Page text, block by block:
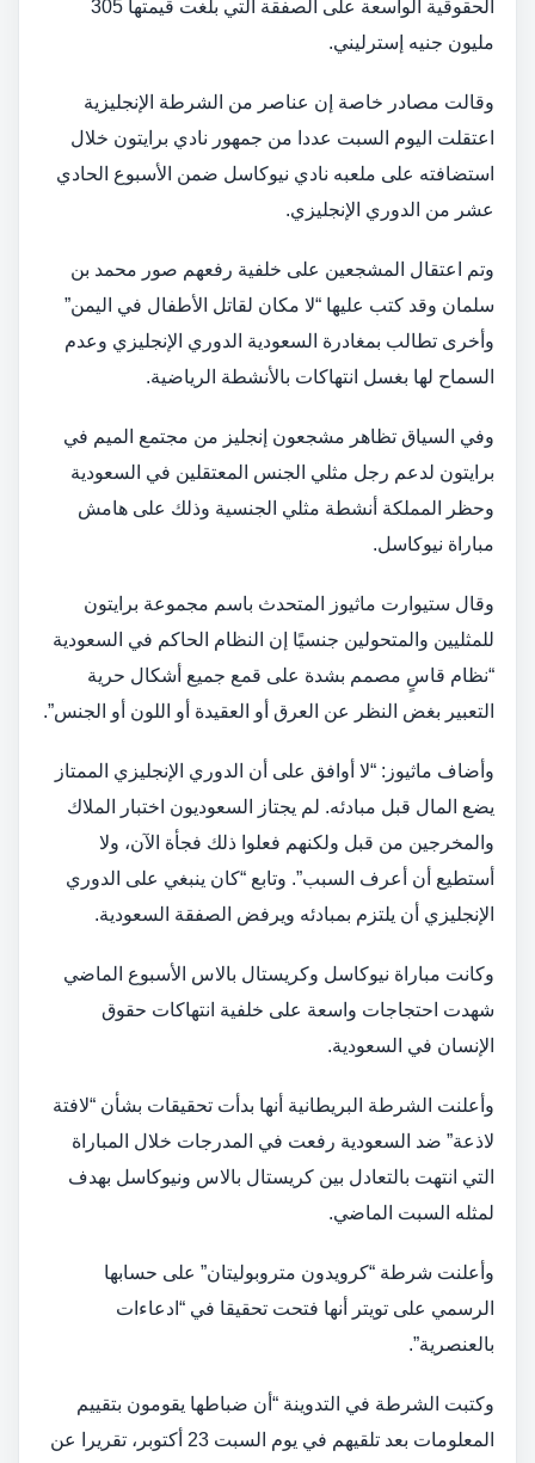
الحقوقية الواسعة على الصفقة التي بلغت قيمتها 305
مليون جنيه إسترليني.
وقالت مصادر خاصة إن عناصر من الشرطة الإنجليزية
اعتقلت اليوم السبت عددا من جمهور نادي برايتون خلال
استضافته على ملعبه نادي نيوكاسل ضمن الأسبوع الحادي
عشر من الدوري الإنجليزي.
وتم اعتقال المشجعين على خلفية رفعهم صور محمد بن
سلمان وقد كتب عليها “لا مكان لقاتل الأطفال في اليمن”
وأخرى تطالب بمغادرة السعودية الدوري الإنجليزي وعدم
السماح لها بغسل انتهاكات بالأنشطة الرياضية.
وفي السياق تظاهر مشجعون إنجليز من مجتمع الميم في
برايتون لدعم رجل مثلي الجنس المعتقلين في السعودية
وحظر المملكة أنشطة مثلي الجنسية وذلك على هامش
مباراة نيوكاسل.
وقال ستيوارت ماثيوز المتحدث باسم مجموعة برايتون
للمثليين والمتحولين جنسيًا إن النظام الحاكم في السعودية
“نظام قاسٍ مصمم بشدة على قمع جميع أشكال حرية
التعبير بغض النظر عن العرق أو العقيدة أو اللون أو الجنس”.
وأضاف ماثيوز: “لا أوافق على أن الدوري الإنجليزي الممتاز
يضع المال قبل مبادئه. لم يجتاز السعوديون اختبار الملاك
والمخرجين من قبل ولكنهم فعلوا ذلك فجأة الآن، ولا
أستطيع أن أعرف السبب”. وتابع “كان ينبغي على الدوري
الإنجليزي أن يلتزم بمبادئه ويرفض الصفقة السعودية.
وكانت مباراة نيوكاسل وكريستال بالاس الأسبوع الماضي
شهدت احتجاجات واسعة على خلفية انتهاكات حقوق
الإنسان في السعودية.
وأعلنت الشرطة البريطانية أنها بدأت تحقيقات بشأن “لافتة
لاذعة” ضد السعودية رفعت في المدرجات خلال المباراة
التي انتهت بالتعادل بين كريستال بالاس ونيوكاسل بهدف
لمثله السبت الماضي.
وأعلنت شرطة “كرويدون متروبوليتان” على حسابها
الرسمي على تويتر أنها فتحت تحقيقا في “ادعاءات
بالعنصرية”.
وكتبت الشرطة في التدوينة “أن ضباطها يقومون بتقييم
المعلومات بعد تلقيهم في يوم السبت 23 أكتوبر، تقريرا عن